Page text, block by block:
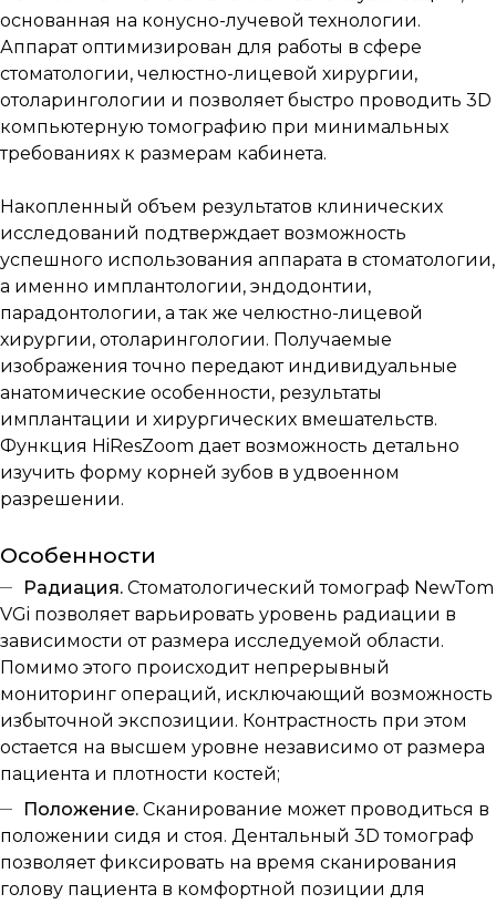
основанная на конусно-лучевой технологии.
Аппарат оптимизирован для работы в сфере
стоматологии, челюстно-лицевой хирургии,
отоларингологии и позволяет быстро проводить 3D
компьютерную томографию при минимальных
требованиях к размерам кабинета.
Накопленный объем результатов клинических
исследований подтверждает возможность
успешного использования аппарата в стоматологии,
а именно имплантологии, эндодонтии,
парадонтологии, а так же челюстно-лицевой
хирургии, отоларингологии. Получаемые
изображения точно передают индивидуальные
анатомические особенности, результаты
имплантации и хирургических вмешательств.
Функция HiResZoom дает возможность детально
изучить форму корней зубов в удвоенном
разрешении.
Особенности
Радиация. Стоматологический томограф NewTom
VGi позволяет варьировать уровень радиации в
зависимости от размера исследуемой области.
Помимо этого происходит непрерывный
мониторинг операций, исключающий возможность
избыточной экспозиции. Контрастность при этом
остается на высшем уровне независимо от размера
пациента и плотности костей;
Положение. Сканирование может проводиться в
положении сидя и стоя. Дентальный 3D томограф
позволяет фиксировать на время сканирования
голову пациента в комфортной позиции для